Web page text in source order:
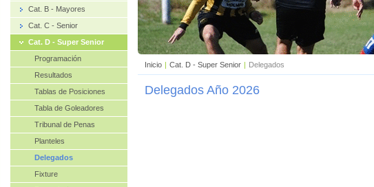
Inicio | Cat. D - Super Senior | Delegados
Delegados Año 2026
Cat. B - Mayores
Cat. C - Senior
Cat. D - Super Senior
Programación
Resultados
Tablas de Posiciones
Tabla de Goleadores
Tribunal de Penas
Planteles
Delegados
Fixture